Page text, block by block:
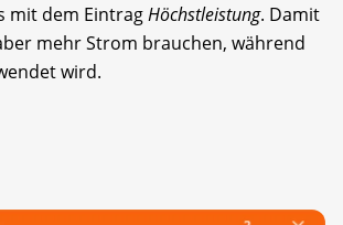
mit dem EintragHöchstleistung. Damit
mehr Strom brauchen, während
wird.